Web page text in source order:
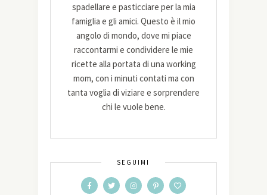
spadellare e pasticciare per la mia
famiglia e gli amici. Questo è il mio
angolo di mondo, dove mi piace
raccontarmi e condividere le mie
ricette alla portata di una working
mom, con i minuti contati ma con
tanta voglia di viziare e sorprendere
chi le vuole bene.
SEGUIMI